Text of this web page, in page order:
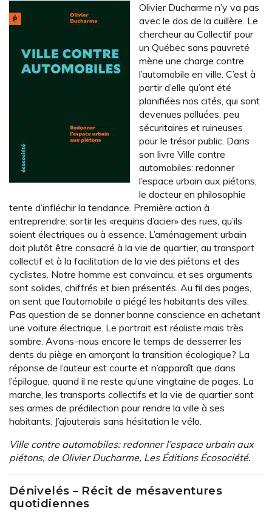
Olivier Ducharme n’y va pas
avec le dos de la cuillère. Le
chercheur au Collectif pour
un Québec sans pauvreté
mène une charge contre
l’automobile en ville. C’est à
partir d’elle qu’ont été
planifiées nos cités, qui sont
devenues polluées, peu
sécuritaires et ruineuses
pour le trésor public. Dans
son livre Ville contre
automobiles: redonner
l’espace urbain aux piétons,
le docteur en philosophie
tente d’infléchir la tendance. Première action à
entreprendre: sortir les «requins d’acier» des rues, qu’ils
soient électriques ou à essence. L’aménagement urbain
doit plutôt être consacré à la vie de quartier, au transport
collectif et à la facilitation de la vie des piétons et des
cyclistes. Notre homme est convaincu, et ses arguments
sont solides, chiffrés et bien présentés. Au fil des pages,
on sent que l’automobile a piégé les habitants des villes.
Pas question de se donner bonne conscience en achetant
une voiture électrique. Le portrait est réaliste mais très
sombre. Avons-nous encore le temps de desserrer les
dents du piège en amorçant la transition écologique? La
réponse de l’auteur est courte et n’apparaît que dans
l’épilogue, quand il ne reste qu’une vingtaine de pages. La
marche, les transports collectifs et la vie de quartier sont
ses armes de prédilection pour rendre la ville à ses
habitants. J’ajouterais sans hésitation le vélo.
Ville contre automobiles: redonner l’espace urbain aux
piétons, de Olivier Ducharme, Les Éditions Écosociété.
Dénivelés – Récit de mésaventures
quotidiennes